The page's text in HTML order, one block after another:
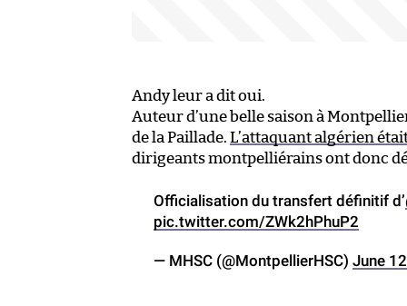
Andy leur a dit oui.
Auteur d’une belle saison à
de la Paillade. L’attaquant algérien
dirigeants montpelliérains ont donc
Officialisation du transfert définitif d’
pic.twitter.com/ZWk2hPhuP2
— MHSC (@MontpellierHSC) June